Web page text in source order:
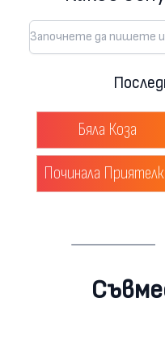
Бяла Коза
Починала